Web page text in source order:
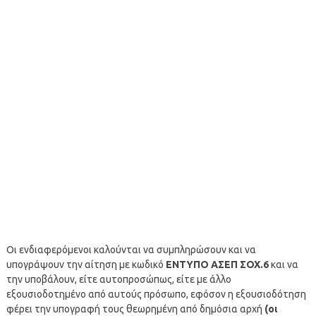
Οι ενδιαφερόμενοι καλούνται να συμπληρώσουν και να
υπογράψουν την αίτηση με κωδικό ΕΝΤΥΠΟ ΑΣΕΠ ΣΟΧ.6και να
την υποβάλουν, είτε αυτοπροσώπως, είτε με άλλο
εξουσιοδοτημένο από αυτούς πρόσωπο, εφόσον η εξουσιοδότηση
φέρει την υπογραφή τους θεωρημένη από δημόσια αρχή (οι